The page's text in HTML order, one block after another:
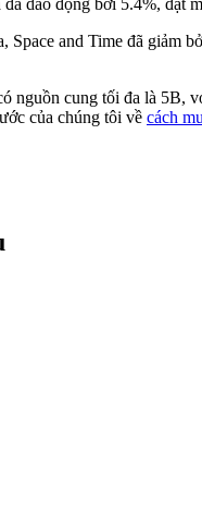
dao động bởi 5.4%, đạt
Space and Time đã giảm
cung tối đa là
của chúng tôi về cách